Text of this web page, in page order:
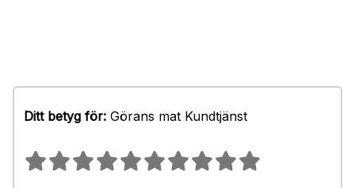
Ditt betyg för: Görans mat Kundtjänst